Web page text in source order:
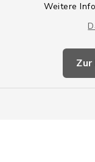
Weitere